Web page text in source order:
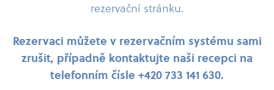
rezervační stránku.
Rezervaci můžete v rezervačním systému sami
zrušit, případně kontaktujte naši recepci na
telefonním čísle +420 733 141 630.